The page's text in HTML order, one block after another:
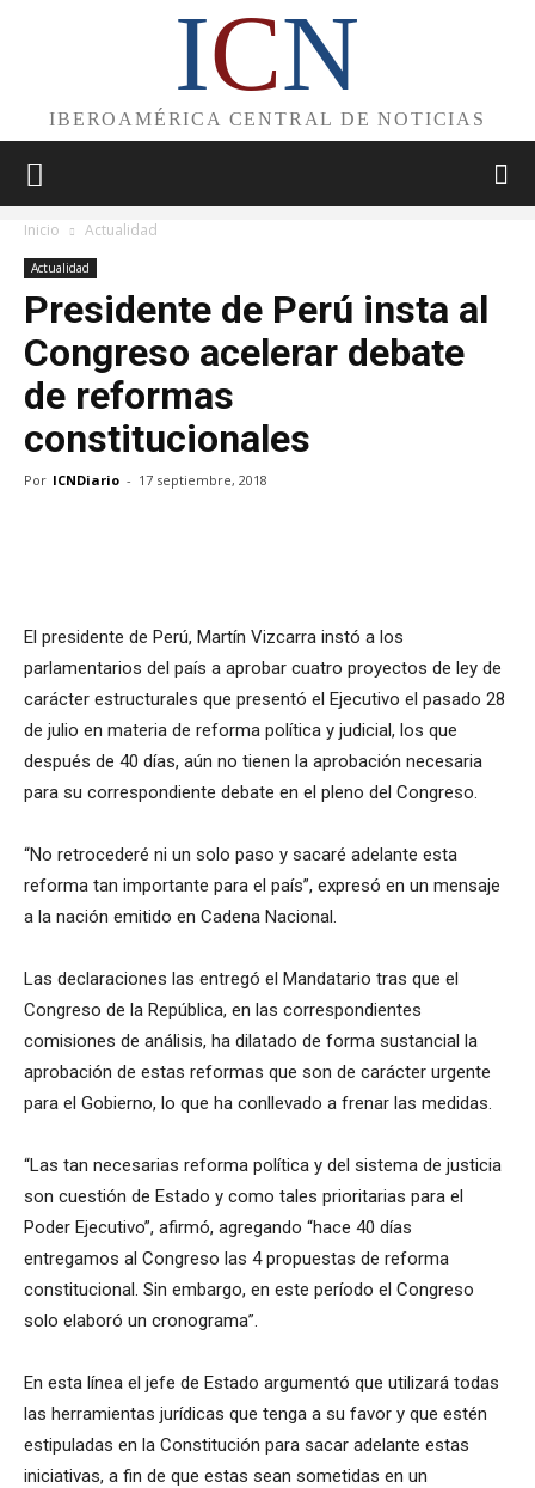
ICN
IBEROAMÉRICA CENTRAL DE NOTICIAS
Inicio Actualidad
Actualidad
Presidente de Perú insta al
Congreso acelerar debate
de reformas
constitucionales
Por ICNDiario - 17 septiembre, 2018
El presidente de Perú, Martín Vizcarra instó a los
parlamentarios del país a aprobar cuatro proyectos de ley de
carácter estructurales que presentó el Ejecutivo el pasado 28
de julio en materia de reforma política y judicial, los que
después de 40 días, aún no tienen la aprobación necesaria
para su correspondiente debate en el pleno del Congreso.
“No retrocederé ni un solo paso y sacaré adelante esta
reforma tan importante para el país”, expresó en un mensaje
a la nación emitido en Cadena Nacional.
Las declaraciones las entregó el Mandatario tras que el
Congreso de la República, en las correspondientes
comisiones de análisis, ha dilatado de forma sustancial la
aprobación de estas reformas que son de carácter urgente
para el Gobierno, lo que ha conllevado a frenar las medidas.
“Las tan necesarias reforma política y del sistema de justicia
son cuestión de Estado y como tales prioritarias para el
Poder Ejecutivo”, afirmó, agregando “hace 40 días
entregamos al Congreso las 4 propuestas de reforma
constitucional. Sin embargo, en este período el Congreso
solo elaboró un cronograma”.
En esta línea el jefe de Estado argumentó que utilizará todas
las herramientas jurídicas que tenga a su favor y que estén
estipuladas en la Constitución para sacar adelante estas
iniciativas, a fin de que estas sean sometidas en un